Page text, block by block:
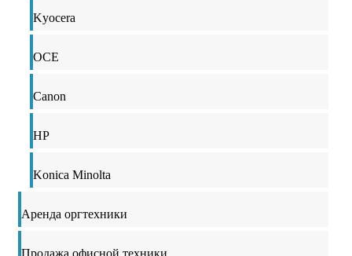
Kyocera
OCE
Canon
HP
Konica Minolta
Аренда оргтехники
Продажа офисной техники